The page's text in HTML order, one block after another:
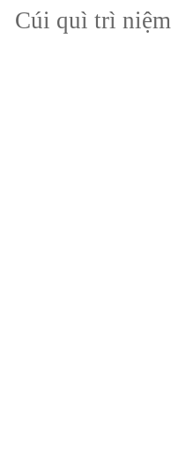
Cúi quì trì